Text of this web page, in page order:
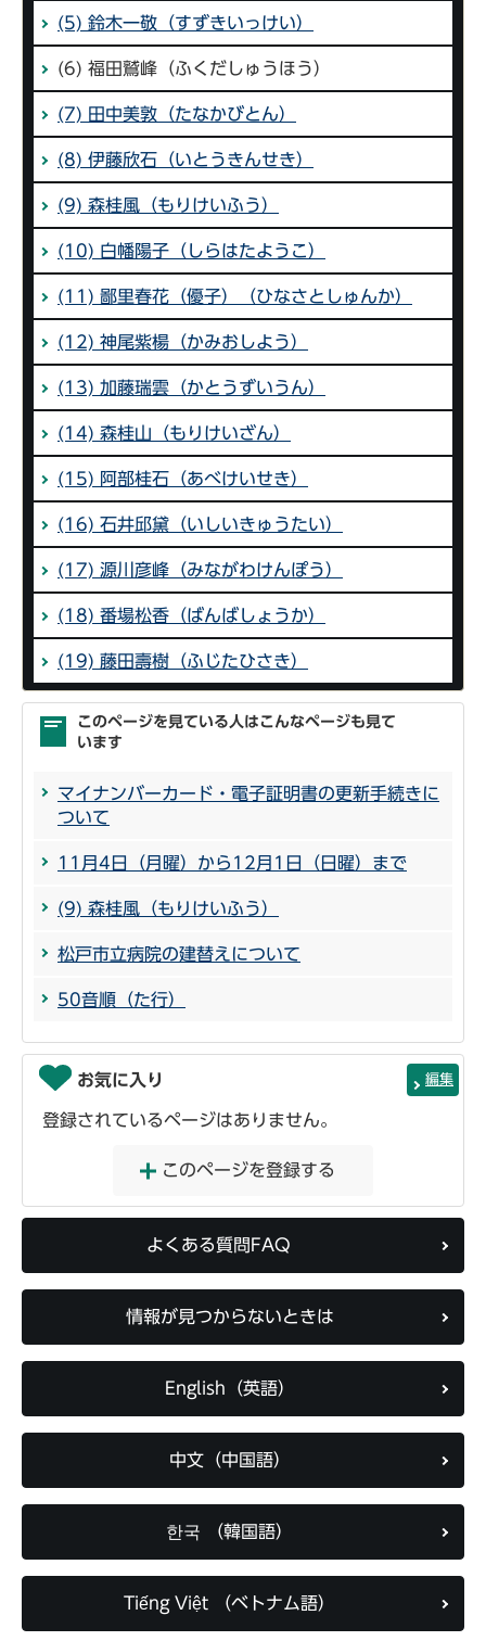
(5) 鈴木一敬（すずきいっけい）
(6) 福田鷲峰（ふくだしゅうほう）
(7) 田中美敦（たなかびとん）
(8) 伊藤欣石（いとうきんせき）
(9) 森桂風（もりけいふう）
(10) 白幡陽子（しらはたようこ）
(11) 鄙里春花（優子）（ひなさとしゅんか）
(12) 神尾紫楊（かみおしよう）
(13) 加藤瑞雲（かとうずいうん）
(14) 森桂山（もりけいざん）
(15) 阿部桂石（あべけいせき）
(16) 石井邱黛（いしいきゅうたい）
(17) 源川彦峰（みながわけんぽう）
(18) 番場松香（ばんばしょうか）
(19) 藤田壽樹（ふじたひさき）
このページを見ている人はこんなページも見て
います
マイナンバーカード・電子証明書の更新手続きに
ついて
11月4日（月曜）から12月1日（日曜）まで
(9) 森桂風（もりけいふう）
松戸市立病院の建替えについて
50音順（た行）
お気に入り 編集
登録されているページはありません。
このページを登録する
よくある質問FAQ
情報が見つからないときは
English（英語）
中文（中国語）
한국 （韓国語）
Tiếng Việt （ベトナム語）